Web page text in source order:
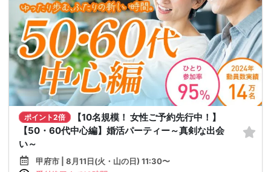
ポイント2倍
【10名規模！ 女性ご予約先行中！】
【50・60代中心編】婚活パーティー～真剣な出会
い～
甲府市 | 8月11日(火・山の日) 11:30〜